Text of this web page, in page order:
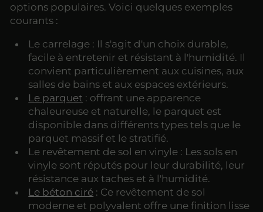
options populaires. Voici quelques exemples
courants :
Le carrelage : Il s'agit d'un choix durable,
facile à entretenir et résistant à l'humidité. Il
convient particulièrement aux cuisines, aux
salles de bains et aux espaces extérieurs.
Le parquet : offrant une apparence
chaleureuse et naturelle, le parquet est
disponible dans différents types tels que le
parquet massif et le stratifié.
Le revêtement de sol en vinyle : Les sols en
vinyle sont réputés pour leur durabilité, leur
résistance aux taches et à l'humidité.
Le béton ciré : Ce revêtement de sol
moderne et polyvalent offre une finition lisse